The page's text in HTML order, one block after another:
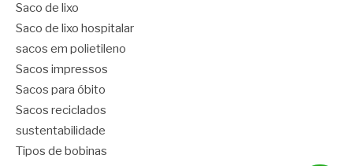
Saco de lixo
Saco de lixo hospitalar
sacos em polietileno
Sacos impressos
Sacos para óbito
Sacos reciclados
sustentabilidade
Tipos de bobinas